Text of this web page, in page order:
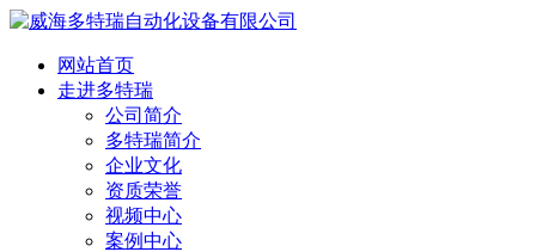
网站首页
走进多特瑞
公司简介
多特瑞简介
企业文化
资质荣誉
视频中心
案例中心